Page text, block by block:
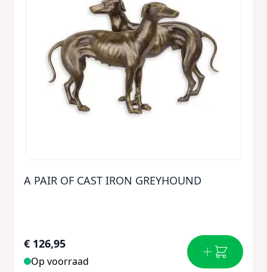
A PAIR OF CAST IRON GREYHOUND
€ 126,95
Op voorraad